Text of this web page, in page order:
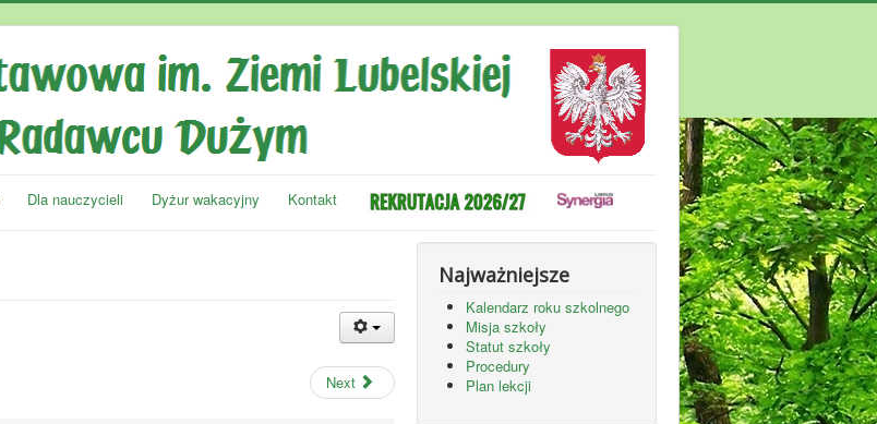
Dla nauczycieli Dyżur wakacyjny Kontakt
Next
Najważniejsze
Kalendarz roku szkolnego
Misja szkoły
Statut szkoły
Procedury
Plan lekcji